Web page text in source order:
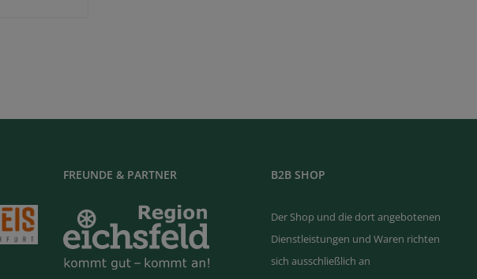
FREUNDE & PARTNER B2B SHOP
Der Shop und die dort angebotenen
Dienstleistungen und Waren richten
sich ausschließlich an